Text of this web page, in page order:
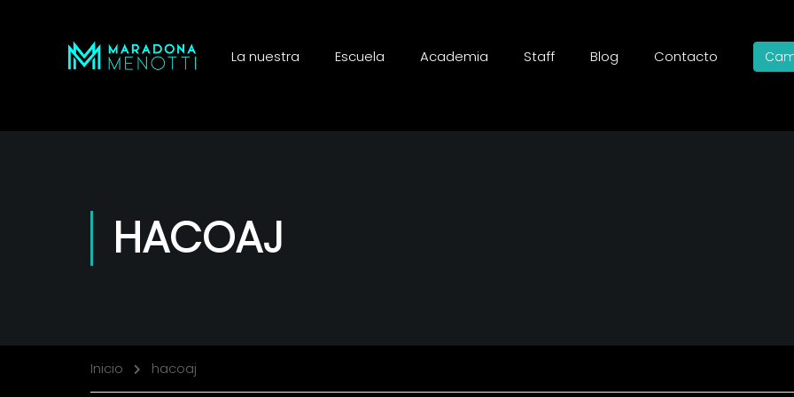
La nuestra Escuela Academia Staff Blog Contacto
HACOAJ
Inicio hacoaj